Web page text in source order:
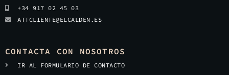
+34 917 02 45 03
ATTCLIENTE@ELCALDEN.ES
CONTACTA CON NOSOTROS
IR AL FORMULARIO DE CONTACTO